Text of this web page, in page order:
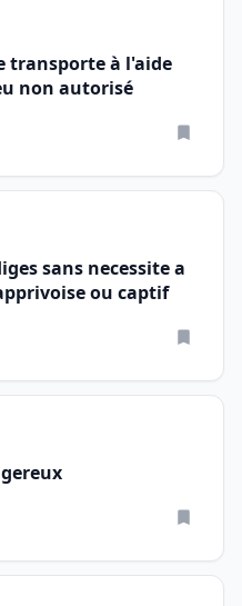
transporte à l'aide
non autorisé
sans necessite a
ou captif